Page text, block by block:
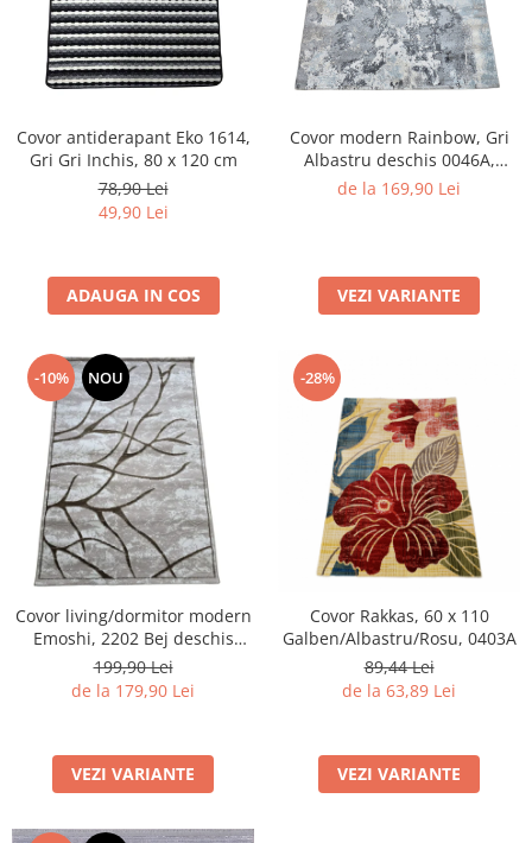
Covor antiderapant Eko 1614,
Gri Gri Inchis, 80 x 120 cm
78,90 Lei
49,90 Lei
ADAUGA IN COS
Covor modern Rainbow, Gri
Albastru deschis 0046A,
Living, Dormitor, Hol, 160 x
de la 169,90 Lei
VEZI VARIANTE
-10% NOU
Covor living/dormitor modern
Emoshi, 2202 Bej deschis
Maro
199,90 Lei
de la 179,90 Lei
VEZI VARIANTE
-28%
Covor Rakkas, 60 x 110
Galben/Albastru/Rosu, 0403A
89,44 Lei
de la 63,89 Lei
VEZI VARIANTE